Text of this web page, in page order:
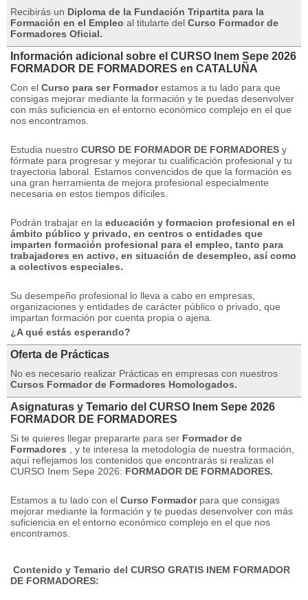
Recibirás un Diploma de la Fundación Tripartita para la
Formación en el Empleo al titularte del Curso Formador de
Formadores Oficial.
Información adicional sobre el CURSO Inem Sepe 2026
FORMADOR DE FORMADORES en CATALUÑA
Con el Curso para ser Formadorestamos a tu lado para que
consigas mejorar mediante la formación y te puedas desenvolver
con más suficiencia en el entorno económico complejo en el que
nos encontramos.
Estudia nuestro CURSO DE FORMADOR DE FORMADORES y
fórmate para progresar y mejorar tu cualificación profesional y tu
trayectoria laboral. Estamos convencidos de que la formación es
una gran herramienta de mejora profesional especialmente
necesaria en estos tiempos difíciles.
Podrán trabajar en la educación y formacion profesional en el
ámbito público y privado, en centros o entidades que
imparten formación profesional para el empleo, tanto para
trabajadores en activo, en situación de desempleo, así como
a colectivos especiales.
Su desempeño profesional lo lleva a cabo en empresas,
organizaciones y entidades de carácter público o privado, que
impartan formación por cuenta propia o ajena.
¿A qué estás esperando?
Oferta de Prácticas
No es necesario realizar Prácticas en empresas con nuestros
Cursos Formador de Formadores Homologados.
Asignaturas y Temario del CURSO Inem Sepe 2026
FORMADOR DE FORMADORES
Si te quieres llegar prepararte para ser Formador de
Formadores
y te interesa la metodología de nuestra formación,
aquí reflejamos los contenidos que encontrarás si realizas el
CURSO Inem Sepe 2026: FORMADOR DE FORMADORES.
Estamos a tu lado con el Curso Formadorpara que consigas
mejorar mediante la formación y te puedas desenvolver con más
suficiencia en el entorno económico complejo en el que nos
encontramos.
Contenido y Temario del CURSO GRATIS INEM FORMADOR
DE FORMADORES: